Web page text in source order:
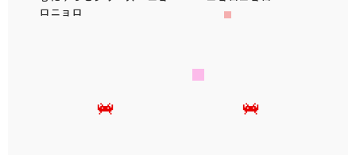
ロニョロ